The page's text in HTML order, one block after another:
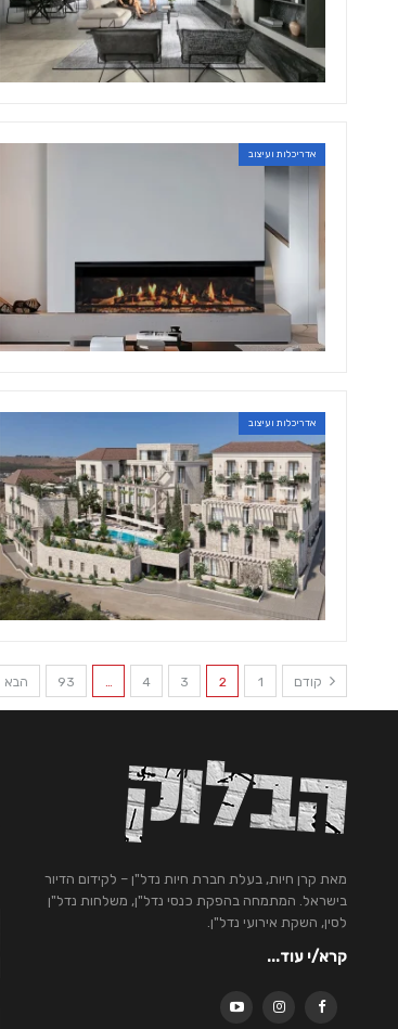
אדריכלות ועיצוב
אדריכלות ועיצוב
קודם 1
2
3
4
…
93 הבא
מאת קרן חיות, בעלת חברת חיות נדל"ן – לקידום הדיור
בישראל. המתמחה בהפקת כנסי נדל"ן, משלחות נדל"ן
לסין, השקת אירועי נדל"ן.
קרא/י עוד...